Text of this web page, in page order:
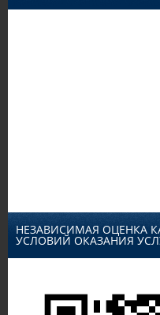
НЕЗАВИСИМАЯ ОЦЕНКА
УСЛОВИЙ ОКАЗАНИЯ